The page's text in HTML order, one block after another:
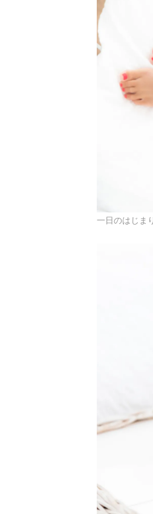
一日のはじま